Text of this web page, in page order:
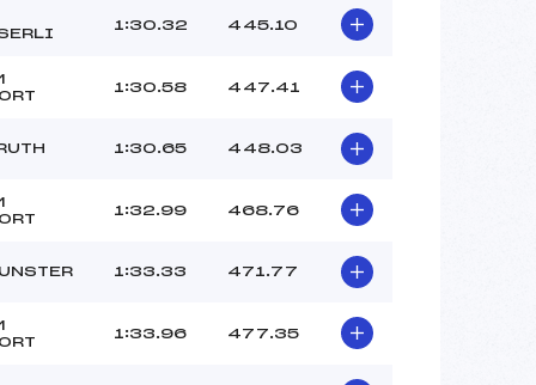
1:30.32 445.10
1:30.58 447.41
1:30.65 448.03
1:32.99 468.76
1:33.33 471.77
1:33.96 477.35